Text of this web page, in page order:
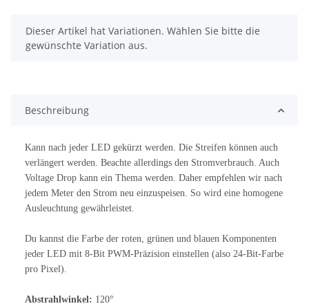
x
Dieser Artikel hat Variationen. Wählen Sie bitte die
gewünschte Variation aus.
Beschreibung
Kann nach jeder LED gekürzt werden. Die Streifen können auch
verlängert werden. Beachte allerdings den Stromverbrauch. Auch
Voltage Drop kann ein Thema werden. Daher empfehlen wir nach
jedem Meter den Strom neu einzuspeisen. So wird eine homogene
Ausleuchtung gewährleistet.
Du kannst die Farbe der roten, grünen und blauen Komponenten
jeder LED mit 8-Bit PWM-Präzision einstellen (also 24-Bit-Farbe
pro Pixel).
Abstrahlwinkel: 120°